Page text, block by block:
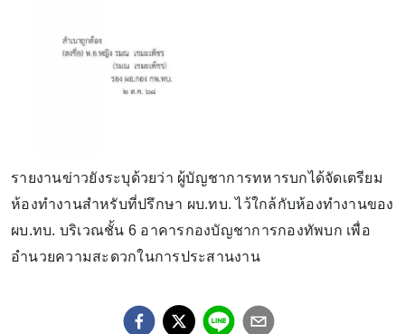
รายงานข่าวยังระบุด้วยว่า ผู้บัญชาการทหารบกได้จัดเตรียม
ห้องทำงานสำหรับที่ปรึกษา ผบ.ทบ. ไว้ใกล้กับห้องทำงานของ
ผบ.ทบ. บริเวณชั้น 6 อาคารกองบัญชาการกองทัพบก เพื่อ
อำนวยความสะดวกในการประสานงาน